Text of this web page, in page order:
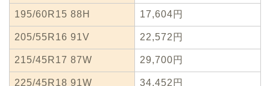
195/60R15 88H 17,604円
205/55R16 91V 22,572円
215/45R17 87W 29,700円
225/45R18 91W 34,452円